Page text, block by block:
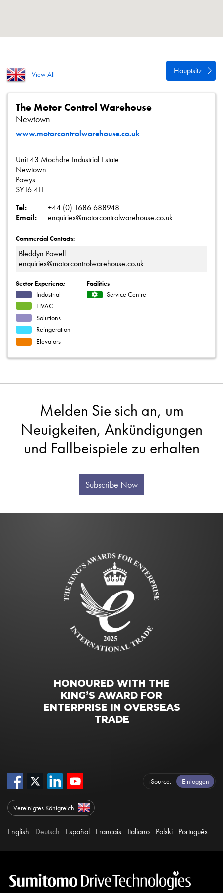
View All Hauptsitz
The Motor Control Warehouse
Newtown
www.motorcontrolwarehouse.co.uk
Unit 43 Mochdre Industrial Estate
Newtown
Powys
SY16 4LE
Tel:
+44 (0) 1686 688948
Email:
enquiries@motorcontrolwarehouse.co.uk
Commercial Contacts:
Bleddyn Powell
enquiries@motorcontrolwarehouse.co.uk
Sector Experience
Industrial
HVAC
Solutions
Refrigeration
Elevators
Facilities
Service Centre
Melden Sie sich an, um
Neuigkeiten, Ankündigungen
und Fallbeispiele zu erhalten
Subscribe Now
HONOURED WITH THE
KING’S AWARD FOR
ENTERPRISE IN OVERSEAS
TRADE
iSource Einloggen
Vereinigtes Königreich
English Deutsch Español Français Italiano Polski Português